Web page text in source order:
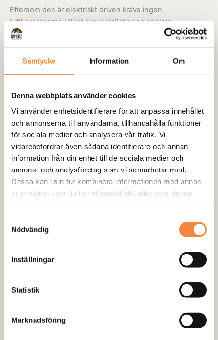
Samtycke Information Om
Denna webbplats använder cookies
Vi använder enhetsidentifierare för att anpassa innehållet
och annonserna till användarna, tillhandahålla funktioner
för sociala medier och analysera vår trafik. Vi
vidarebefordrar även sådana identifierare och annan
information från din enhet till de sociala medier och
annons- och analysföretag som vi samarbetar med.
Dessa kan i sin tur kombinera informationen med annan
information som du har tillhandahållit eller som de har
Nödvändig
Inställningar
Statistik
Marknadsföring
Eftersom den är elektriskt driven krävs ingen
luftkompressor, vilket gör installationen enklare.
fungerar på de ursprungliga axlarna genom att endast
byta ut differentialhuset.
- + Lägg till i varukorg
Skickas från centrallagret:
hem till kund. Leveranstid oftast 5-8 arbetsdagar.
personligen.
Recensioner (0)